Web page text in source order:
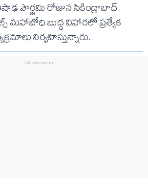
పౌర్ణమి రోజున సికింద్రాబాద్‌
మహాబోధి బుద్ధ విహారలో ప్రత్యేక
నిర్వహిస్తున్నారు.